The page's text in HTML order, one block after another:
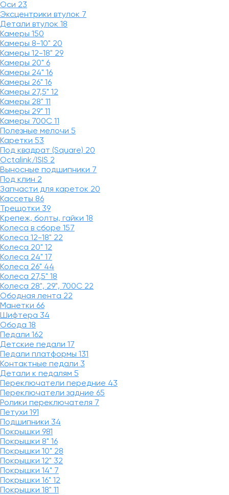
Оси 23
Эксцентрики втулок 7
Детали втулок 18
Камеры 150
Камеры 8-10" 20
Камеры 12-18" 29
Камеры 20" 6
Камеры 24" 16
Камеры 26" 16
Камеры 27,5" 12
Камеры 28" 11
Камеры 29" 11
Камеры 700C 11
Полезные мелочи 5
Каретки 53
Под квадрат (Square) 20
Octalink/ISIS 2
Выносные подшипники 7
Под клин 2
Запчасти для кареток 20
Кассеты 86
Трещотки 39
Крепеж, болты, гайки 18
Колеса в сборе 157
Колеса 12-18" 22
Колеса 20" 12
Колеса 24" 17
Колеса 26" 44
Колеса 27,5" 18
Колеса 28", 29", 700С 22
Ободная лента 22
Манетки 66
Шифтера 34
Обода 18
Педали 162
Детские педали 17
Педали платформы 131
Контактные педали 3
Детали к педалям 5
Переключатели передние 43
Переключатели задние 65
Ролики переключателя 7
Петухи 191
Подшипники 34
Покрышки 981
Покрышки 8" 16
Покрышки 10" 28
Покрышки 12" 32
Покрышки 14" 7
Покрышки 16" 12
Покрышки 18" 11